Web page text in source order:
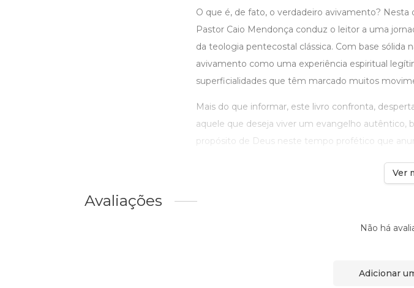
O que é, de fato, o verdadeiro avivamento?
Pastor Caio Mendonça conduz o leitor a uma
da teologia pentecostal clássica. Com base sólida
avivamento como uma experiência espiritual
superficialidades que têm marcado muitos
Mais do que informar, este livro confronta,
aquele que deseja viver um evangelho
propósito de Deus neste tempo profético que
Ver
Avaliações
Não há
Adicionar